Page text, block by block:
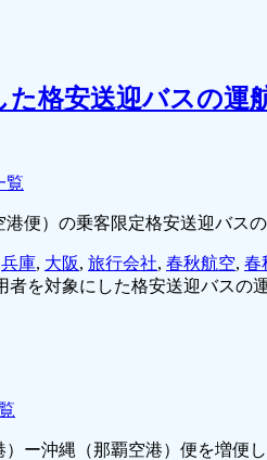
格安送迎バスの運
覧
便）の乗客限定格安送迎バス
兵庫, 大阪, 旅行会社, 春秋航空, 春
を対象にした格安送迎バスの
ー沖縄（那覇空港）便を増便し